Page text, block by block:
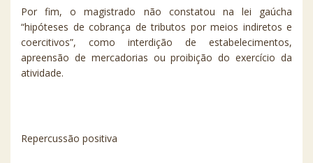
Por fim, o magistrado não constatou na lei gaúcha
“hipóteses de cobrança de tributos por meios indiretos e
coercitivos”, como interdição de estabelecimentos,
apreensão de mercadorias ou proibição do exercício da
atividade.
Repercussão positiva